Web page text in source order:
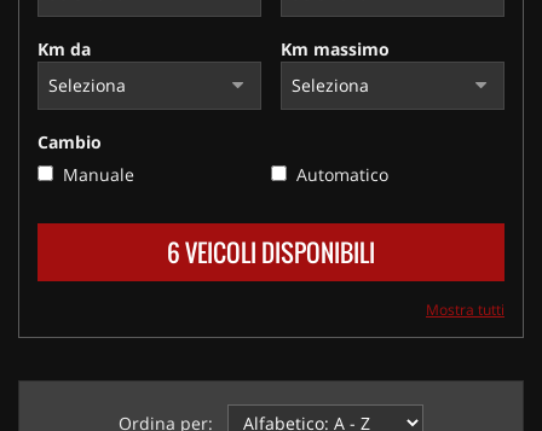
Km da Km massimo
Cambio
Manuale
Automatico
6 VEICOLI DISPONIBILI
Mostra tutti
Ordina per: